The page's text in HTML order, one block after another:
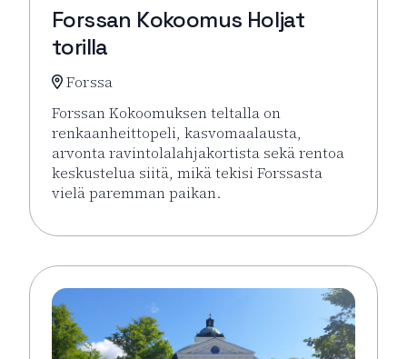
Forssan Kokoomus Holjat
torilla
Forssa
Forssan Kokoomuksen teltalla on
renkaanheittopeli, kasvomaalausta,
arvonta ravintolalahjakortista sekä rentoa
keskustelua siitä, mikä tekisi Forssasta
vielä paremman paikan.
Lue lisää tapahtumasta Forssan Kokoomus Holjat